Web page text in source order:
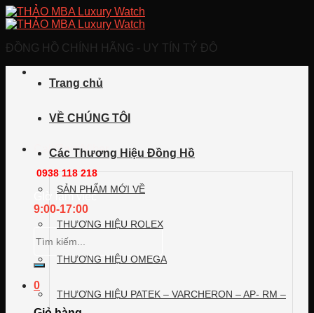
Skip
to
ĐỒNG HỒ CHÍNH HÃNG - UY TÍN TỶ ĐÔ
Call/Zalo/Viber
0938 118 218
GIờ làm việc
9:00-17:00
kiếm:
0
Trang chủ
VỀ CHÚNG TÔI
Các Thương Hiệu Đồng Hồ
SẢN PHẨM MỚI VỀ
THƯƠNG HIỆU ROLEX
THƯƠNG HIỆU OMEGA
THƯƠNG HIỆU PATEK – VARCHERON – AP- RM –